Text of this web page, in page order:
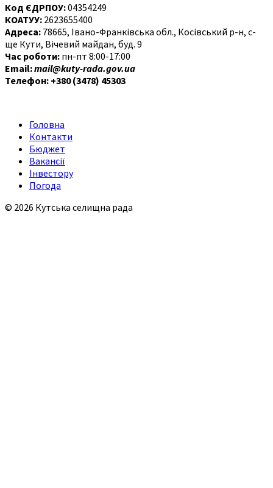
Код ЄДРПОУ:04354249
КОАТУУ: 2623655400
Адреса: 78665, Івано-Франківська обл., Косівський р-н, с-
ще Кути, Вічевий майдан, буд. 9
Час роботи: пн-пт 8:00-17:00
Email:mail@kuty-rada.gov.ua
Телефон: +380 (3478) 45303
Головна
Контакти
Бюджет
Вакансії
Інвестору
Погода
© 2026 Кутська селищна рада